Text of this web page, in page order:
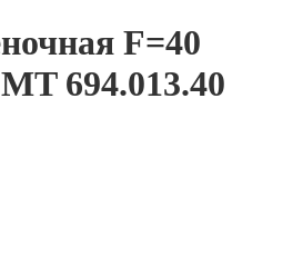
F=40
694.013.40